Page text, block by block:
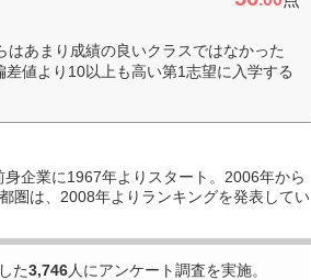
あまり成績の良いクラスではなかった
値より10以上も高い第1志望に入学する
企業に1967年よりスタート。2006年から
圏は、2008年よりランキングを発表してい
た3,746人にアンケート調査を実施。